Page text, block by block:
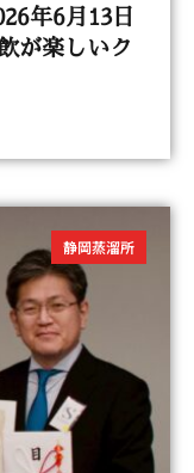
年6月13日
が楽しいク
静岡蒸溜所